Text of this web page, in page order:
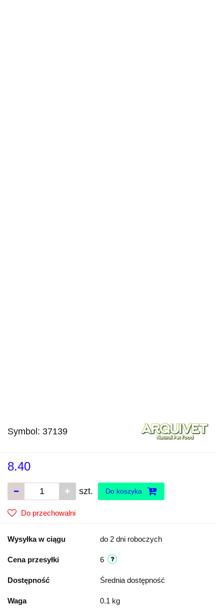
Symbol: 37139
8.40
szt. Do koszyka
Do przechowalni
Wysyłka w ciągu do 2 dni roboczych
Cena przesyłki 6
Dostępność Średnia dostępność
Waga 0.1 kg